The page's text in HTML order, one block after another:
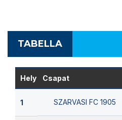
TABELLA
Hely Csapat
1 SZARVASI FC 1905